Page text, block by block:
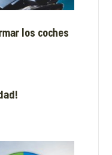
los coches